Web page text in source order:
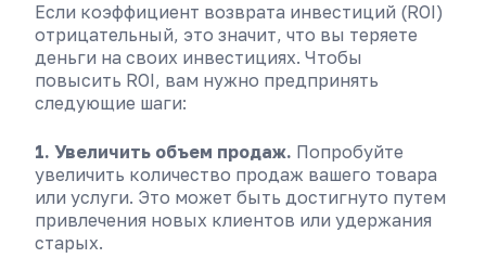
Если коэффициент возврата инвестиций (ROI)
отрицательный, это значит, что вы теряете
деньги на своих инвестициях. Чтобы
повысить ROI, вам нужно предпринять
следующие шаги:
1. Увеличить объем продаж. Попробуйте
увеличить количество продаж вашего товара
или услуги. Это может быть достигнуто путем
привлечения новых клиентов или удержания
старых.